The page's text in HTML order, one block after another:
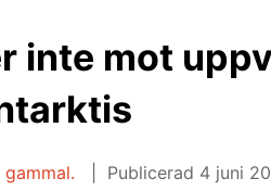
inte mot
Publicerad 4 juni